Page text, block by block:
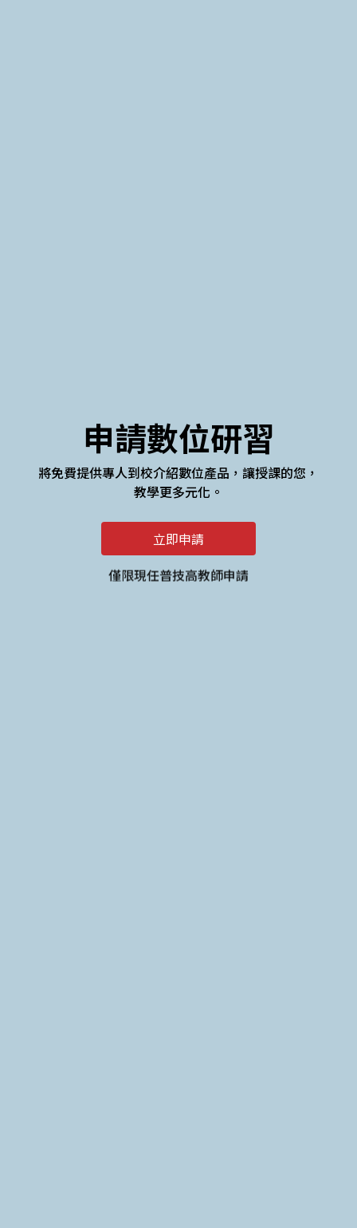
申請數位研習
將免費提供專人到校介紹數位產品，讓授課的您，
教學更多元化。
立即申請
僅限現任普技高教師申請